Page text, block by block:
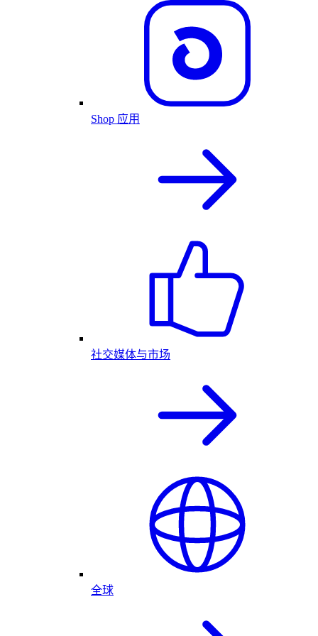
Shop 应用
社交媒体与市场
全球